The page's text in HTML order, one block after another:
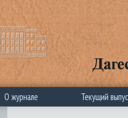
О журнале Текущий